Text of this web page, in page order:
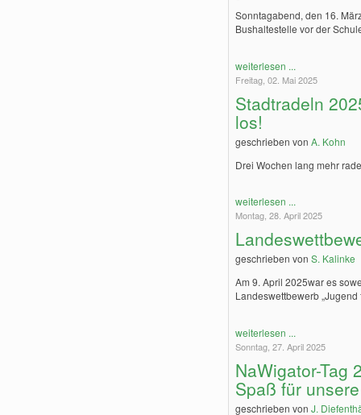
Sonntagabend, den 16.
Bushaltestelle vor der
weiterlesen ...
Freitag, 02. Mai 2025
Stadtradeln
los!
geschrieben von A. Kohn
Drei Wochen lang mehr
weiterlesen ...
Montag, 28. April 2025
geschrieben von S. Kalinke
Am 9. April 2025war es
Landeswettbewerb
weiterlesen ...
Sonntag, 27. April 2025
NaWigator-Tag
Spaß für
geschrieben von J.